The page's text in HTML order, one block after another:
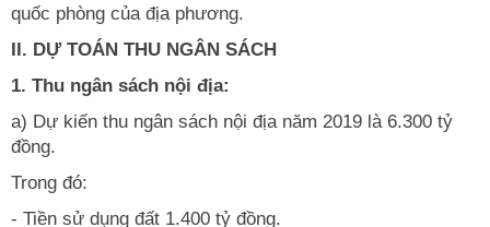
quốc phòng của địa phương.
II. DỰ TOÁN THU NGÂN SÁCH
1. Thu ngân sách nội địa:
a) Dự kiến thu ngân sách nội địa năm 2019 là 6.300 tỷ
đồng.
Trong đó:
- Tiền sử dụng đất 1.400 tỷ đồng.